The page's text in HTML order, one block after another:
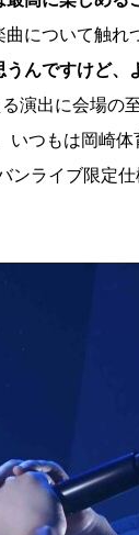
について触
んですけど、
演出に会場の
つもは岡崎
ンライブ限定